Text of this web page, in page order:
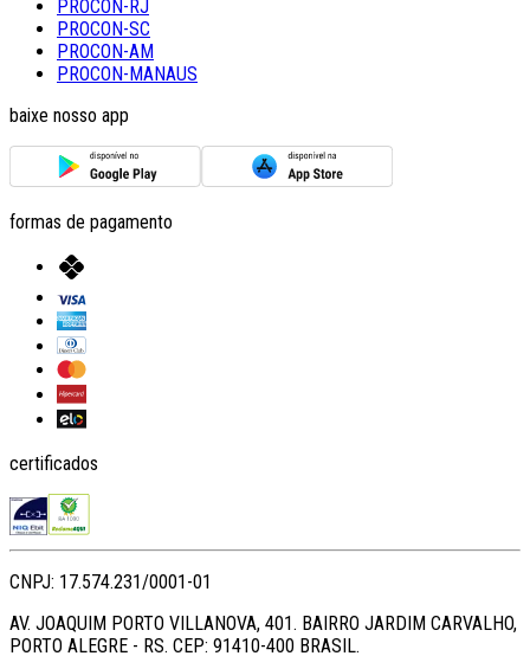
PROCON-RJ
PROCON-SC
PROCON-AM
PROCON-MANAUS
baixe nosso app
formas de pagamento
certificados
CNPJ: 17.574.231/0001-01
AV. JOAQUIM PORTO VILLANOVA, 401. BAIRRO JARDIM CARVALHO,
PORTO ALEGRE - RS. CEP: 91410-400 BRASIL.